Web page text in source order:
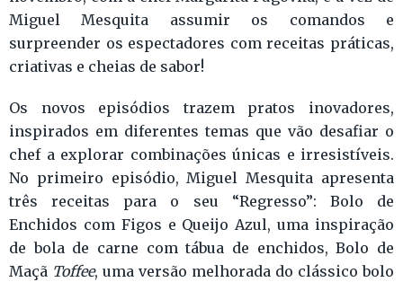
Miguel Mesquita assumir os comandos e
surpreender os espectadores com receitas práticas,
criativas e cheias de sabor!
Os novos episódios trazem pratos inovadores,
inspirados em diferentes temas que vão desafiar o
chef a explorar combinações únicas e irresistíveis.
No primeiro episódio, Miguel Mesquita apresenta
três receitas para o seu “Regresso”: Bolo de
Enchidos com Figos e Queijo Azul, uma inspiração
de bola de carne com tábua de enchidos, Bolo de
Maçã Toffee, uma versão melhorada do clássico bolo